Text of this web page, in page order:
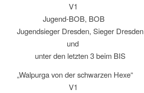
V1
Jugend-BOB, BOB
Jugendsieger Dresden, Sieger Dresden
und
unter den letzten 3 beim BIS
„Walpurga von der schwarzen Hexe“
V1